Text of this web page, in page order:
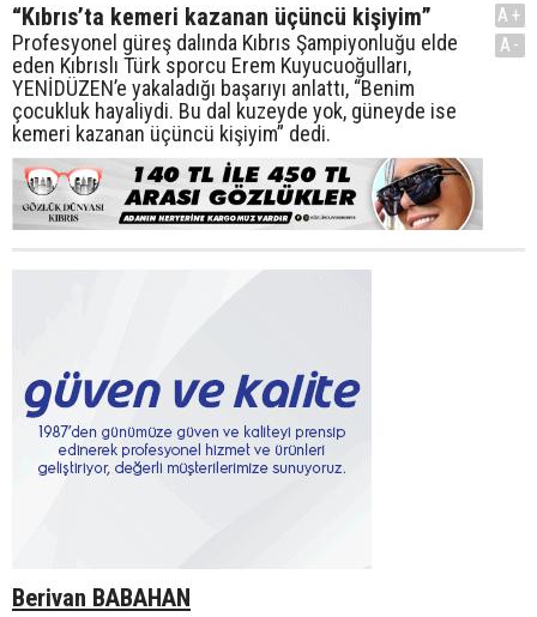
“Kıbrıs’ta kemeri kazanan üçüncü kişiyim”
Profesyonel güreş dalında Kıbrıs Şampiyonluğu elde
eden Kıbrıslı Türk sporcu Erem Kuyucuoğulları,
YENİDÜZEN’e yakaladığı başarıyı anlattı, “Benim
çocukluk hayaliydi. Bu dal kuzeyde yok, güneyde ise
kemeri kazanan üçüncü kişiyim” dedi.
A+
A-
Berivan BABAHAN